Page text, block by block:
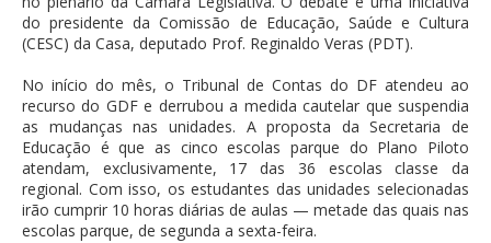
do presidente da Comissão de Educação, Saúde e Cultura
(CESC) da Casa, deputado Prof. Reginaldo Veras (PDT).
No início do mês, o Tribunal de Contas do DF atendeu ao
recurso do GDF e derrubou a medida cautelar que suspendia
as mudanças nas unidades. A proposta da Secretaria de
Educação é que as cinco escolas parque do Plano Piloto
atendam, exclusivamente, 17 das 36 escolas classe da
regional. Com isso, os estudantes das unidades selecionadas
irão cumprir 10 horas diárias de aulas — metade das quais nas
escolas parque, de segunda a sexta-feira.